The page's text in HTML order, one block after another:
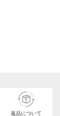
返品について